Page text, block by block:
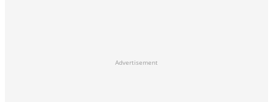
Advertisement